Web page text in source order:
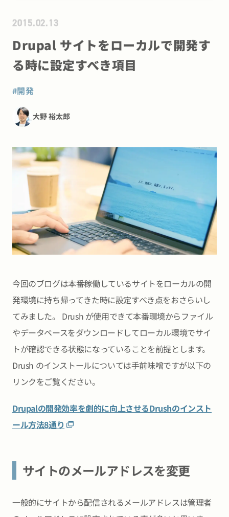
2015.02.13
Drupal サイトをローカルで開発す
る時に設定すべき項目
#開発
大野 裕太郎
今回のブログは本番稼働しているサイトをローカルの開
発環境に持ち帰ってきた時に設定すべき点をおさらいし
てみました。 Drush が使用できて本番環境からファイル
やデータベースをダウンロードしてローカル環境でサイ
トが確認できる状態になっていることを前提とします。
Drush のインストールについては手前味噌ですが以下の
リンクをご覧ください。
Drupalの開発効率を劇的に向上させるDrushのインスト
ール方法8通り
サイトのメールアドレスを変更
一般的にサイトから配信されるメールアドレスは管理者